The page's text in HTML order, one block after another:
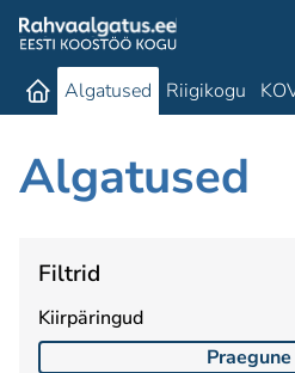
Algatused Riigikogu
Algatused
Filtrid
Kiirpäringud